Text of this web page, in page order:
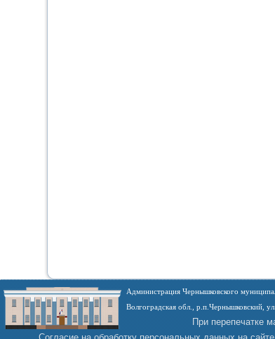
Администрация Чернышковского
Волгоградская обл., р.п.Чернышковский,
При перепечатке